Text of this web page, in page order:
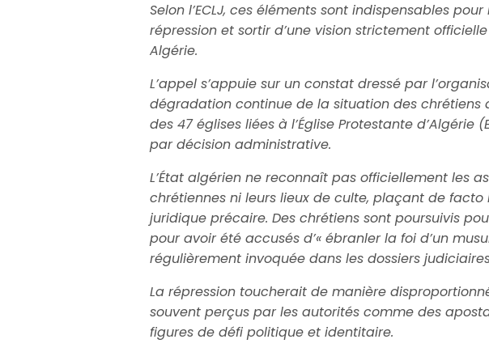
Selon l’ECLJ, ces éléments sont indispensables
répression et sortir d’une vision strictement
Algérie.
L’appel s’appuie sur un constat dressé par
dégradation continue de la situation des chrétiens
des 47 églises liées à l’Église Protestante d’Algérie
par décision administrative.
L’État algérien ne reconnaît pas officiellement les
chrétiennes ni leurs lieux de culte, plaçant de facto
juridique précaire. Des chrétiens sont poursuivis
pour avoir été accusés d’« ébranler la foi d’un
régulièrement invoquée dans les dossiers
La répression toucherait de manière
souvent perçus par les autorités comme des
figures de défi politique et identitaire.